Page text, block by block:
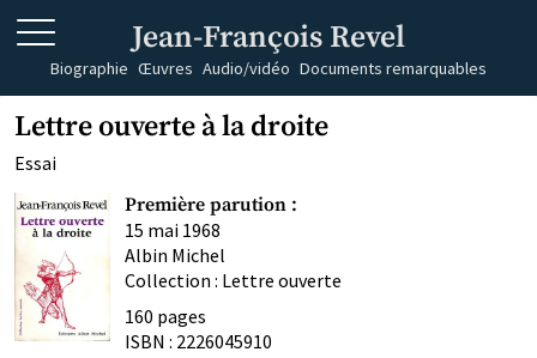
Jean-François Revel
Biographie Œuvres Audio/vidéo Documents remarquables
Lettre ouverte à la droite
Essai
Première parution :
15 mai 1968
Albin Michel
Collection : Lettre ouverte
160 pages
ISBN : 2226045910